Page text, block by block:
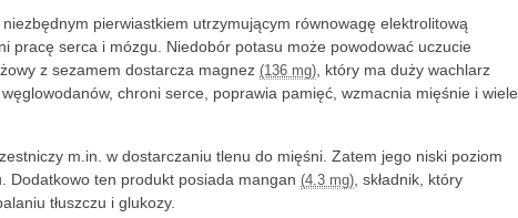
niezbędnym pierwiastkiem utrzymującym równowagę elektrolitową
pracę serca i mózgu. Niedobór potasu może powodować uczucie
z sezamem dostarcza magnez (136 mg) , który ma duży wachlarz
chroni serce, poprawia pamięć, wzmacnia mięśnie i wiele
m.in. w dostarczaniu tlenu do mięśni. Zatem jego niski poziom
Dodatkowo ten produkt posiada mangan (4.3 mg) , składnik, który
tłuszczu i glukozy.